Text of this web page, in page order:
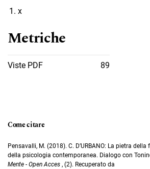
x
Metriche
Viste PDF 89
Come citare
Pensavalli, M. (2018). C. D’URBANO: La pietra
della psicologia contemporanea. Dialogo con
Mente - Open Acces , (2). Recuperato da